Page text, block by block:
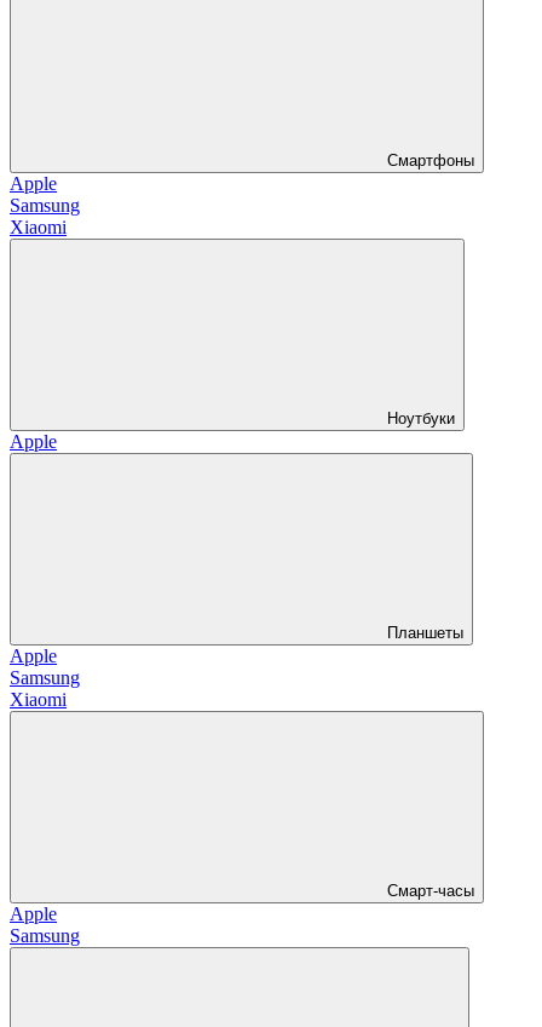
Смартфоны
Apple
Samsung
Xiaomi
Ноутбуки
Apple
Планшеты
Apple
Samsung
Xiaomi
Смарт-часы
Apple
Samsung